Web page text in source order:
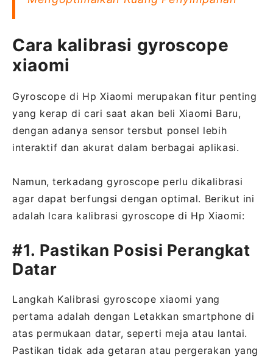
Cara kalibrasi gyroscope
xiaomi
Gyroscope di Hp Xiaomi merupakan fitur penting
yang kerap di cari saat akan beli Xiaomi Baru,
dengan adanya sensor tersbut ponsel lebih
interaktif dan akurat dalam berbagai aplikasi.
Namun, terkadang gyroscope perlu dikalibrasi
agar dapat berfungsi dengan optimal. Berikut ini
adalah lcara kalibrasi gyroscope di Hp Xiaomi:
#1. Pastikan Posisi Perangkat
Datar
Langkah Kalibrasi gyroscope xiaomi yang
pertama adalah dengan Letakkan smartphone di
atas permukaan datar, seperti meja atau lantai.
Pastikan tidak ada getaran atau pergerakan yang